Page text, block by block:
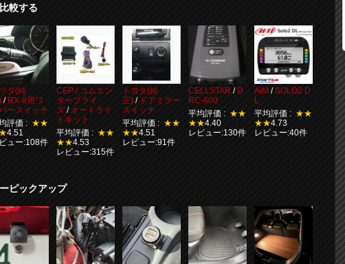
較する
ダ(純
/ RX-8用ワ
ースイッチ
評価 : ★★
4.51
ュー:108件
CEP / コムエン
タープライ
ズ / オートライ
トキット
平均評価 : ★★
★★4.53
レビュー:315件
トヨタ(純
正) / ドアミラー
スイッチ
平均評価 : ★★
★★4.51
レビュー:91件
CELLSTAR / D
RC-600
平均評価 : ★★
★★4.40
レビュー:130件
AiM /SOLO2 D
L
平均評価 : ★★
★★4.73
レビュー:40件
ピックアップ